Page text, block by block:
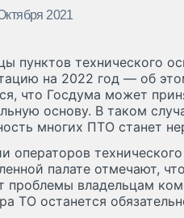
2021
пунктов технического
на 2022 год — об
что Госдума может
основу. В таком
многих ПТО станет
операторов
палате отмечают,
проблемы владельцам
ТО останется